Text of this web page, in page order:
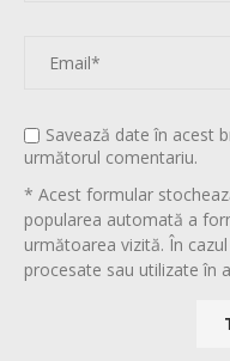
Savează date în acest
următorul comentariu.
* Acest formular
popularea automată a
următoarea vizită. În
procesate sau utilizate în